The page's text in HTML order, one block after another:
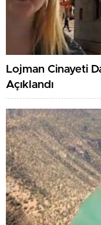
Lojman Cinayeti
Açıklandı